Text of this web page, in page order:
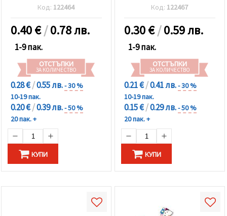
Код: 122464
0.40€/0.78 лв.
1-9 пак.
ОТСТЪПКИ
ЗА КОЛИЧЕСТВО
0.28 €/0.55 лв.- 30 %
10-19 пак.
0.20 €/0.39 лв.- 50 %
20 пак. +
КУПИ
Код: 122467
0.30€/0.59 лв.
1-9 пак.
ОТСТЪПКИ
ЗА КОЛИЧЕСТВО
0.21 €/0.41 лв.- 30 %
10-19 пак.
0.15 €/0.29 лв.- 50 %
20 пак. +
КУПИ